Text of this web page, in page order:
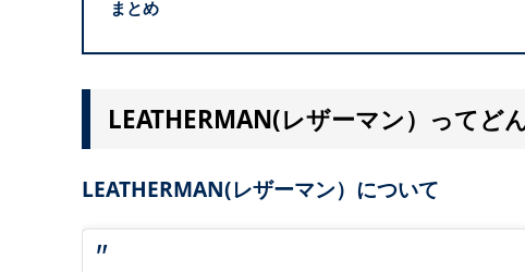
まとめ
LEATHERMAN(レザーマン）ってど
LEATHERMAN(レザーマン）について